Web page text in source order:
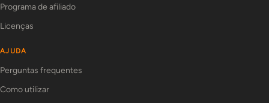
Programa de afiliado
Licenças
AJUDA
Perguntas frequentes
Como utilizar